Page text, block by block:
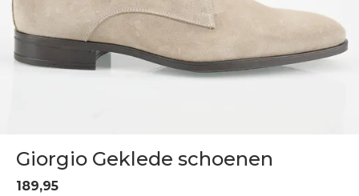
Giorgio Geklede schoenen
189,95